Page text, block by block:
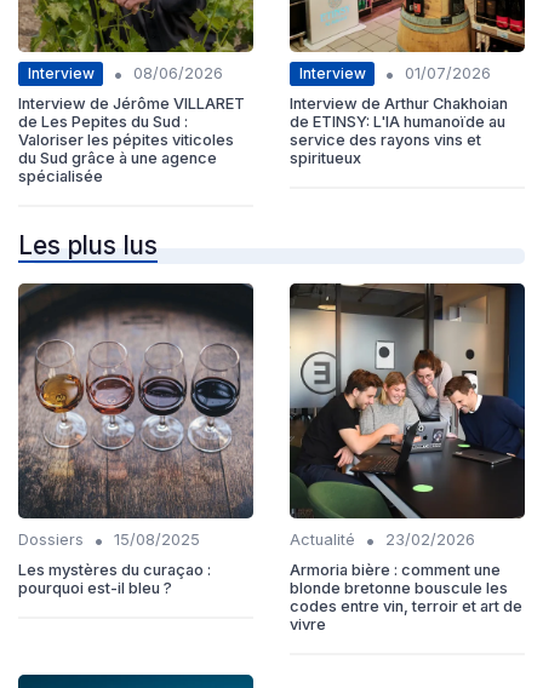
Interview •
08/06/2026
Interview de Jérôme VILLARET
de Les Pepites du Sud :
Valoriser les pépites viticoles
du Sud grâce à une agence
spécialisée
Interview •
01/07/2026
Interview de Arthur Chakhoian
de ETINSY: L'IA humanoïde au
service des rayons vins et
spiritueux
Les plus lus
Dossiers •
15/08/2025
Les mystères du curaçao :
pourquoi est-il bleu ?
Actualité •
23/02/2026
Armoria bière : comment une
blonde bretonne bouscule les
codes entre vin, terroir et art de
vivre